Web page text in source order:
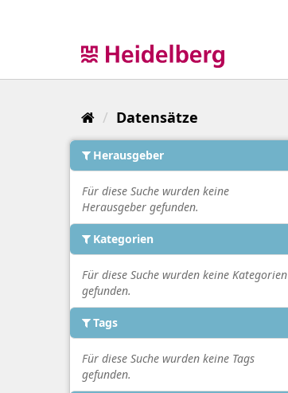
Datensätze
Herausgeber
Für diese Suche wurden keine
Herausgeber gefunden.
Kategorien
Für diese Suche wurden keine Kategorien
gefunden.
Tags
Für diese Suche wurden keine Tags
gefunden.